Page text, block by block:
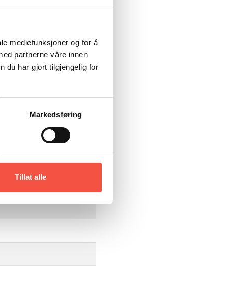
mediefunksjoner og for å
partnerne våre innen
du har gjort tilgjengelig for
Markedsføring
Tillat alle